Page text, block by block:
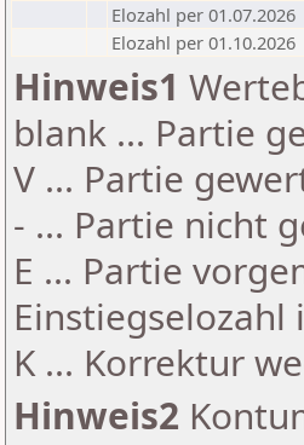
Elozahl per 01.07.2026
Elozahl per 01.10.2026
Hinweis1
blank ... Partie
V ... Partie
- ... Partie nicht
E ... Partie
K ... Korrektur
Hinweis2